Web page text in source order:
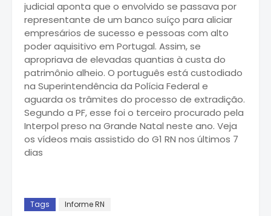
judicial aponta que o envolvido se passava por
representante de um banco suíço para aliciar
empresários de sucesso e pessoas com alto
poder aquisitivo em Portugal. Assim, se
apropriava de elevadas quantias à custa do
patrimônio alheio. O português está custodiado
na Superintendência da Polícia Federal e
aguarda os trâmites do processo de extradição.
Segundo a PF, esse foi o terceiro procurado pela
Interpol preso na Grande Natal neste ano. Veja
os vídeos mais assistido do G1 RN nos últimos 7
dias
Tags Informe RN